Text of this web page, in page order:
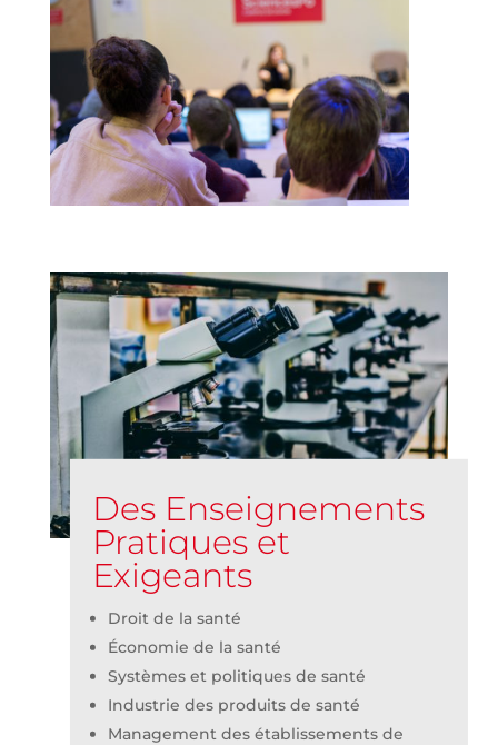
Des Enseignements
Pratiques et
Exigeants
Droit de la santé
Économie de la santé
Systèmes et politiques de santé
Industrie des produits de santé
Management des établissements de